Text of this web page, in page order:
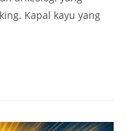
Kapal kayu yang